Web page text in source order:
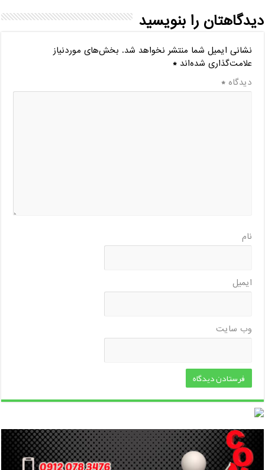
دیدگاهتان را بنویسید
نشانی ایمیل شما منتشر نخواهد شد. بخش‌های موردنیاز
علامت‌گذاری شده‌اند*
دیدگاه*
نام
ایمیل
وب‌ سایت